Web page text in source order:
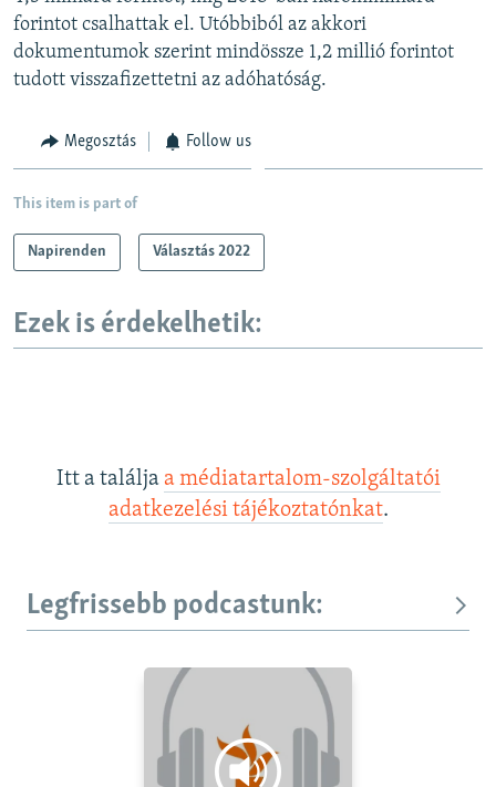
forintot csalhattak el. Utóbbiból az akkori
dokumentumok szerint mindössze 1,2 millió forintot
tudott visszafizettetni az adóhatóság.
Megosztás Follow us
This item is part of
Napirenden Választás 2022
Ezek is érdekelhetik:
Itt a találja a médiatartalom-szolgáltatói
adatkezelési tájékoztatónkat.
Legfrissebb podcastunk: